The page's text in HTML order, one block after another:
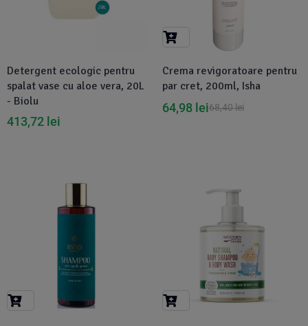
Detergent ecologic pentru
spalat vase cu aloe vera, 20L
- Biolu
413,72 lei
Crema revigoratoare pentru
par cret, 200ml, Isha
68,40lei
64,98 lei